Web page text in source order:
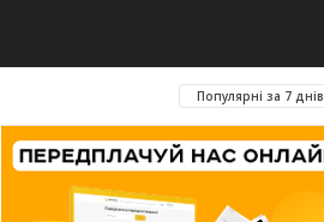
Популярні за 7 днів